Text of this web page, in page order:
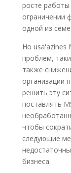
росте
ограничении
одной из
Но usa'azines
проблем,
также
организации
решить эту
поставлять
чтобы
следующие
бизнеса.